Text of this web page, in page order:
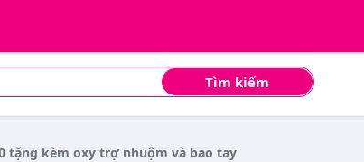
Tìm kiếm
tặng kèm oxy trợ nhuộm và bao tay